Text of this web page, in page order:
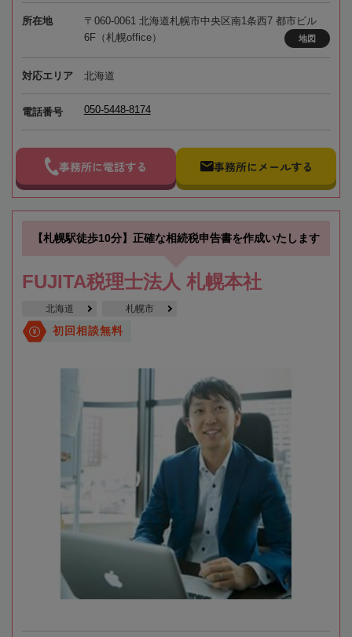
所在地
〒060-0061 北海道札幌市中央区南1条西7 都市ビル
6F（札幌office）
地図
対応エリア 北海道
電話番号 050-5448-8174
事務所に電話する 事務所にメールする
【札幌駅徒歩10分】正確な相続税申告書を作成いたします
FUJITA税理士法人 札幌本社
北海道 札幌市
初回相談無料